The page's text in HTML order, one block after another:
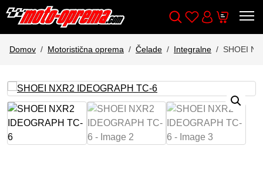
Wishlist
Cart
Domov Motoristična oprema Čelade Integralne SHOEI